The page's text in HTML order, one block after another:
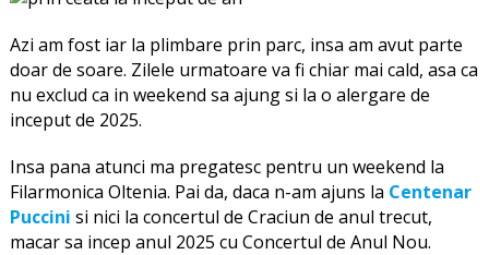
Azi am fost iar la plimbare prin parc, insa am avut parte
doar de soare. Zilele urmatoare va fi chiar mai cald, asa ca
nu exclud ca in weekend sa ajung si la o alergare de
inceput de 2025.
Insa pana atunci ma pregatesc pentru un weekend la
Filarmonica Oltenia. Pai da, daca n-am ajuns la Centenar
Puccini si nici la concertul de Craciun de anul trecut,
macar sa incep anul 2025 cu Concertul de Anul Nou.